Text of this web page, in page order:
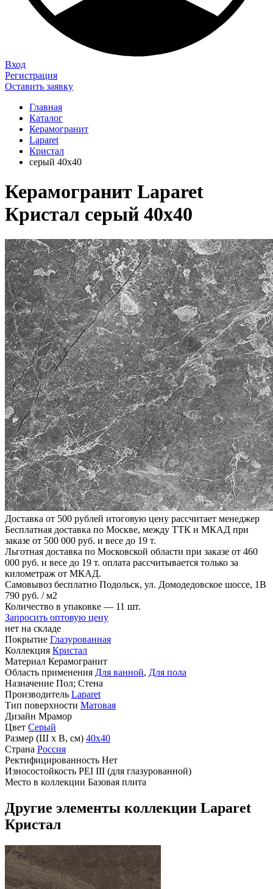
Вход
Регистрация
Оставить заявку
Главная
Каталог
Керамогранит
Laparet
Кристал
серый 40х40
Керамогранит Laparet
Кристал серый 40х40
Доставка от 500 рублей итоговую цену рассчитает менеджер
Бесплатная доставка по Москве, между ТТК и МКАД при
заказе от 500 000 руб. и весе до 19 т.
Льготная доставка по Московской области при заказе от 460
000 руб. и весе до 19 т. оплата рассчитывается только за
километраж от МКАД.
Самовывоз бесплатно Подольск, ул. Домодедовское шоссе, 1В
790 руб. / м2
Количество в упаковке — 11 шт.
Запросить оптовую цену
нет на складе
Покрытие Глазурованная
Коллекция Кристал
Материал Керамогранит
Область применения Для ванной, Для пола
Назначение Пол; Стена
Производитель Laparet
Тип поверхности Матовая
Дизайн Мрамор
Цвет Серый
Размер (Ш х В, см) 40х40
Страна Россия
Ректифицированность Нет
Износостойкость PEI III (для глазурованной)
Место в коллекции Базовая плита
Другие элементы коллекции Laparet
Кристал